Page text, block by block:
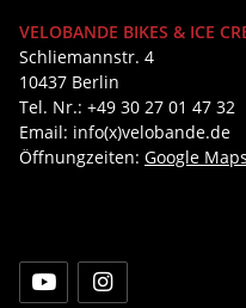
VELOBANDE BIKES & ICE
Schliemannstr. 4
10437 Berlin
Tel. Nr.: +49 30 27 01 47 32
Email: info(x)velobande.de
Öffnungzeiten: Google Maps